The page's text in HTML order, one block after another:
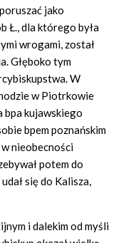
jako
Ł., dla którego była
wrogami, został
Głęboko tym
W
w Piotrkowie
bpa kujawskiego
bpem poznańskim
nieobecności
potem do
się do Kalisza,
i dalekim od myśli